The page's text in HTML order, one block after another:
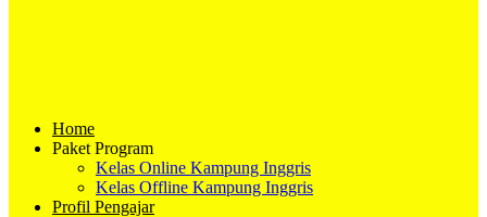
Home
Paket Program
Kelas Online Kampung Inggris
Kelas Offline Kampung Inggris
Profil Pengajar